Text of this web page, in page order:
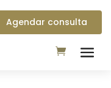
Agendar consulta